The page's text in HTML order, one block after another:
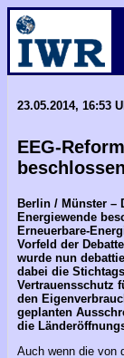
23.05.2014, 16:53
EEG-
Berlin / Münster –
Energiewende
Erneuerbare-
Vorfeld der
wurde nun
dabei die
Vertrauensschutz
den
geplanten
die
Auch wenn die von